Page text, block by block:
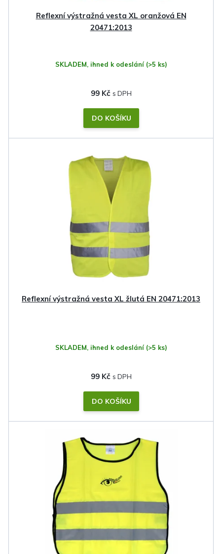
Reflexní výstražná vesta XL oranžová EN
20471:2013
SKLADEM, ihned k odeslání (>5 ks)
99 Kč
DO KOŠÍKU
Reflexní výstražná vesta XL žlutá EN 20471:2013
SKLADEM, ihned k odeslání (>5 ks)
99 Kč
DO KOŠÍKU